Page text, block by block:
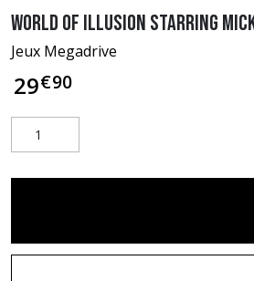
World of Illusion starring
Jeux Megadrive
29€90